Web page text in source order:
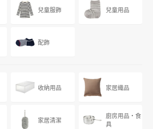
兒童服飾 兒童用品
配飾
收納用品 家居織品
家居清潔
廚房用品・食
具